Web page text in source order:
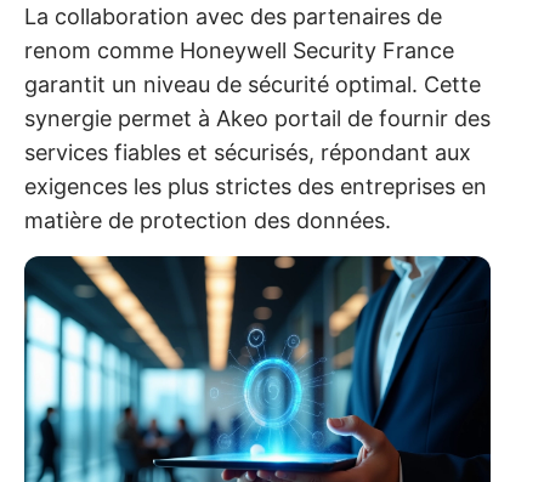
La collaboration avec des partenaires de
renom comme Honeywell Security France
garantit un niveau de sécurité optimal. Cette
synergie permet à Akeo portail de fournir des
services fiables et sécurisés, répondant aux
exigences les plus strictes des entreprises en
matière de protection des données.